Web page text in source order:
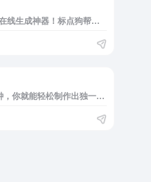
<p> 拥有100万图标素材的logo设计在线生成神器！标点狗帮企业在线生成公司logo设计,标志设计,商标设计及品牌VI.1分钟自己设计个性标志,可免费下载！ </p>
<p> 在线免费制作Logo，只需几分钟，你就能轻松制作出独一无二的Logo设计。 </p>